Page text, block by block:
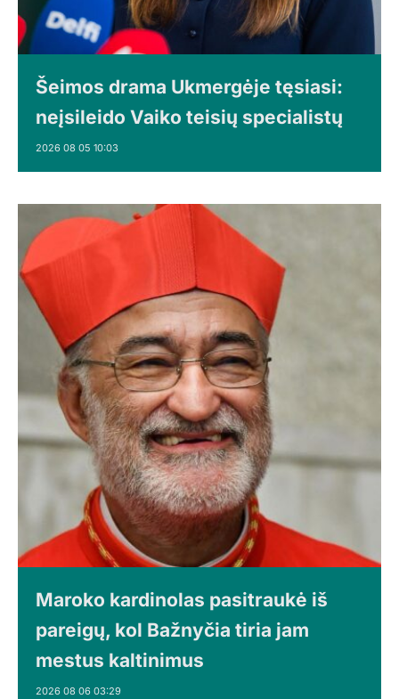
Šeimos drama Ukmergėje tęsiasi:
neįsileido Vaiko teisių specialistų
2026 08 05 10:03
Maroko kardinolas pasitraukė iš
pareigų, kol Bažnyčia tiria jam
mestus kaltinimus
2026 08 06 03:29